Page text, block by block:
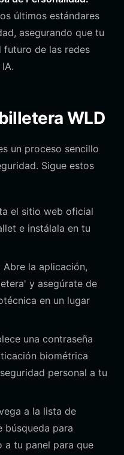
últimos estándares
asegurando que tu
futuro de las redes
WLD
un proceso sencillo
Sigue estos
el sitio web oficial
e instálala en tu
Abre la aplicación,
y asegúrate de
en un lugar
una contraseña
biométrica
personal a tu
a la lista de
búsqueda para
a tu panel para que